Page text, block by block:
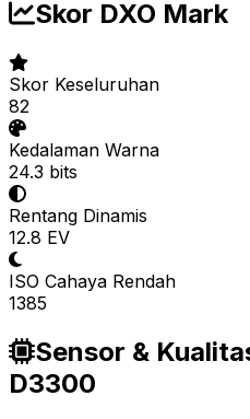
Skor DXO Mark
Skor Keseluruhan
82
Kedalaman Warna
24.3 bits
Rentang Dinamis
12.8 EV
ISO Cahaya Rendah
1385
Sensor &
D3300